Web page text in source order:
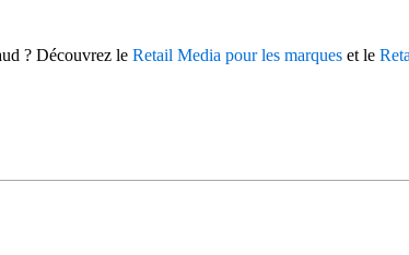
? Découvrez leRetail Media pour les marques et le